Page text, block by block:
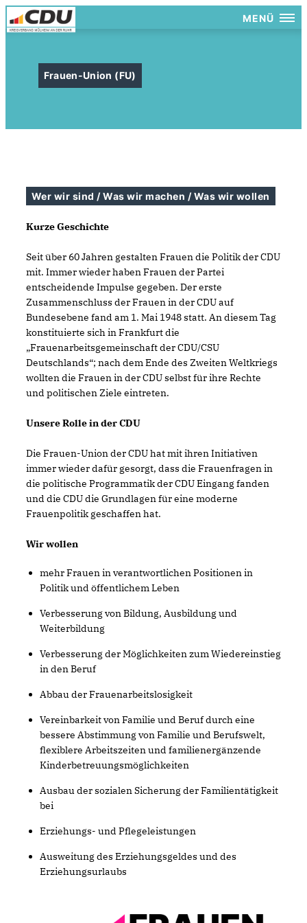
MENÜ
Frauen-Union (FU)
Wer wir sind / Was wir machen / Was wir wollen
Kurze Geschichte
Seit über 60 Jahren gestalten Frauen die Politik der CDU
mit. Immer wieder haben Frauen der Partei
entscheidende Impulse gegeben. Der erste
Zusammenschluss der Frauen in der CDU auf
Bundesebene fand am 1. Mai 1948 statt. An diesem Tag
konstituierte sich in Frankfurt die
Frauenarbeitsgemeinschaft der CDU/CSU
Deutschlands“; nach dem Ende des Zweiten Weltkriegs
wollten die Frauen in der CDU selbst für ihre Rechte
und politischen Ziele eintreten.
Unsere Rolle in der CDU
Die Frauen-Union der CDU hat mit ihren Initiativen
immer wieder dafür gesorgt, dass die Frauenfragen in
die politische Programmatik der CDU Eingang fanden
und die CDU die Grundlagen für eine moderne
Frauenpolitik geschaffen hat.
Wir wollen
mehr Frauen in verantwortlichen Positionen in
Politik und öffentlichem Leben
Verbesserung von Bildung, Ausbildung und
Weiterbildung
Verbesserung der Möglichkeiten zum Wiedereinstieg
in den Beruf
Abbau der Frauenarbeitslosigkeit
Vereinbarkeit von Familie und Beruf durch eine
bessere Abstimmung von Familie und Berufswelt,
flexiblere Arbeitszeiten und familienergänzende
Kinderbetreuungsmöglichkeiten
Ausbau der sozialen Sicherung der Familientätigkeit
bei
Erziehungs- und Pflegeleistungen
Ausweitung des Erziehungsgeldes und des
Erziehungsurlaubs